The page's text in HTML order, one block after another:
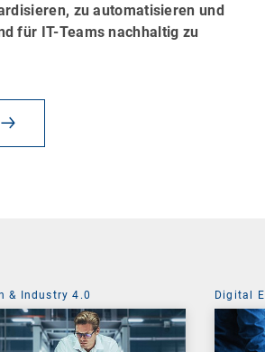
zu automatisieren und
für IT-Teams nachhaltig zu
& Industry 4.0 Digital